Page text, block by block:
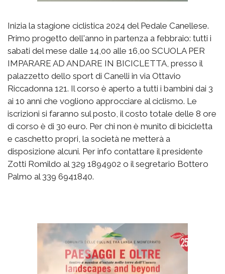
Inizia la stagione ciclistica 2024 del Pedale Canellese.
Primo progetto dell'anno in partenza a febbraio: tutti i
sabati del mese dalle 14,00 alle 16,00 SCUOLA PER
IMPARARE AD ANDARE IN BICICLETTA, presso il
palazzetto dello sport di Canelli in via Ottavio
Riccadonna 121. Il corso è aperto a tutti i bambini dai 3
ai 10 anni che vogliono approcciare al ciclismo. Le
iscrizioni si faranno sul posto, il costo totale delle 8 ore
di corso è di 30 euro. Per chi non è munito di bicicletta
e caschetto propri, la società ne metterà a
disposizione alcuni. Per info contattare il presidente
Zotti Romildo al 329 1894902 o il segretario Bottero
Palmo al 339 6941840.